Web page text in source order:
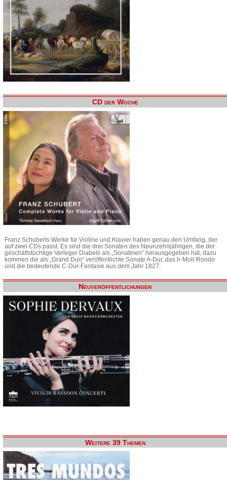
CD der Woche
Franz Schuberts Werke für Violine und Klavier haben genau den Umfang, der
auf zwei CDs passt. Es sind die drei Sonaten des Neunzehnjährigen, die der
geschäftstüchtige Verleger Diabelli als „Sonatinen“ herausgegeben hat, dazu
kommen die als „Grand Duo“ veröffentlichte Sonate A-Dur, das h-Moll-Rondo
und die bedeutende C-Dur-Fantasie aus dem Jahr 1827.
Neuveröffentlichungen
Weitere 39 Themen